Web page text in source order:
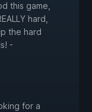
this game,
hard,
the hard
-
for a